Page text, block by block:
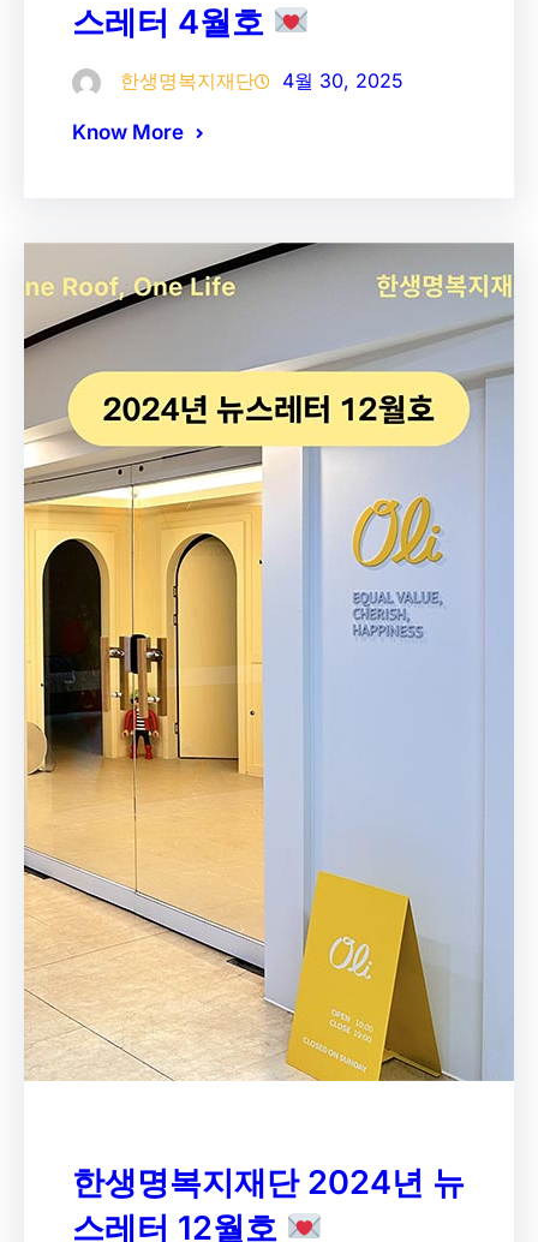
스레터 4월호
한생명복지재단 4월 30, 2025
Know More
한생명복지재단 2024년 뉴
스레터 12월호